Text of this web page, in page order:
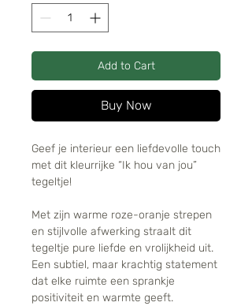
Add to Cart
Buy Now
Geef je interieur een liefdevolle touch
met dit kleurrijke “Ik hou van jou”
tegeltje!
Met zijn warme roze-oranje strepen
en stijlvolle afwerking straalt dit
tegeltje pure liefde en vrolijkheid uit.
Een subtiel, maar krachtig statement
dat elke ruimte een sprankje
positiviteit en warmte geeft.